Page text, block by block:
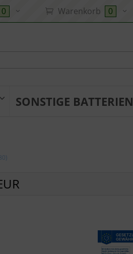
0 Warenkorb 0
SONSTIGE BATTERIEN